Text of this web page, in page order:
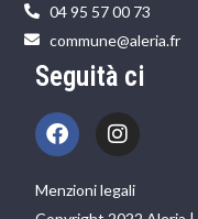
04 95 57 00 73
commune@aleria.fr
Seguità ci
Menzioni legali